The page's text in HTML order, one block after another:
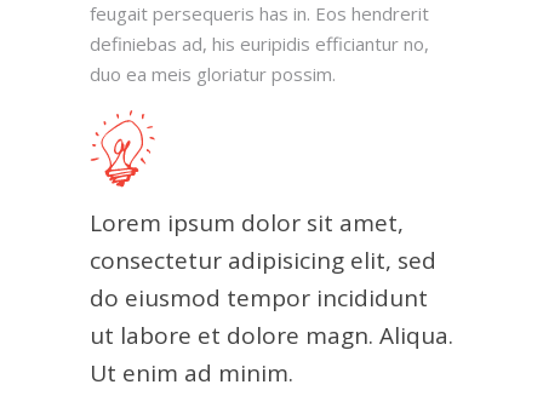
feugait persequeris has in. Eos hendrerit
definiebas ad, his euripidis efficiantur no,
duo ea meis gloriatur possim.
Lorem ipsum dolor sit amet,
consectetur adipisicing elit, sed
do eiusmod tempor incididunt
ut labore et dolore magn. Aliqua.
Ut enim ad minim.